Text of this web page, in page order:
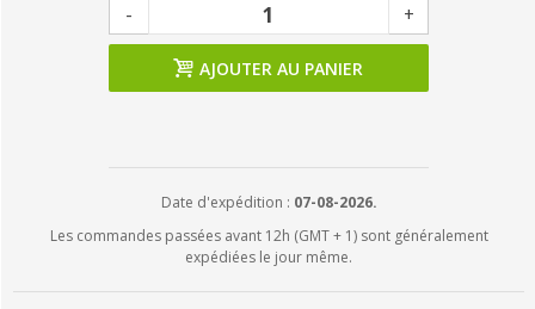
- +
AJOUTER AU PANIER
Date d'expédition : 07-08-2026.
Les commandes passées avant 12h (GMT + 1) sont généralement
expédiées le jour même.